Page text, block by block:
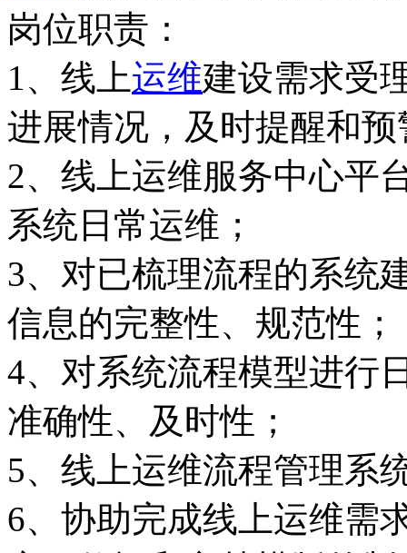
岗位职责：
1、线上运维建设需求受
进展情况，及时提醒和
2、线上运维服务中心平
系统日常运维；
3、对已梳理流程的系统
信息的完整性、规范性；
4、对系统流程模型进行
准确性、及时性；
5、线上运维流程管理系
6、协助完成线上运维需